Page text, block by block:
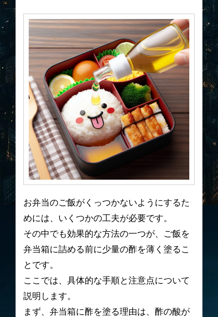
お弁当のご飯がくっつかないようにするた
めには、いくつかの工夫が必要です。
その中でも効果的な方法の一つが、ご飯を
弁当箱に詰める前に少量の酢を薄く塗るこ
とです。
ここでは、具体的な手順と注意点について
説明します。
まず、弁当箱に酢を塗る理由は、酢の酸が